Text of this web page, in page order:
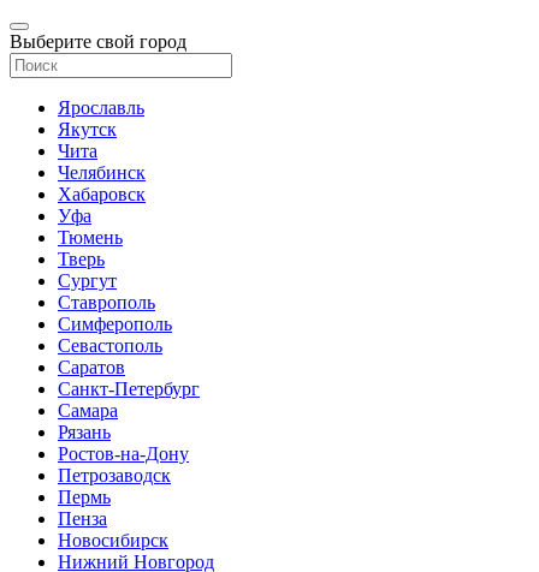
Выберите свой город
Ярославль
Якутск
Чита
Челябинск
Хабаровск
Уфа
Тюмень
Тверь
Сургут
Ставрополь
Симферополь
Севастополь
Саратов
Санкт-Петербург
Самара
Рязань
Ростов-на-Дону
Петрозаводск
Пермь
Пенза
Новосибирск
Нижний Новгород